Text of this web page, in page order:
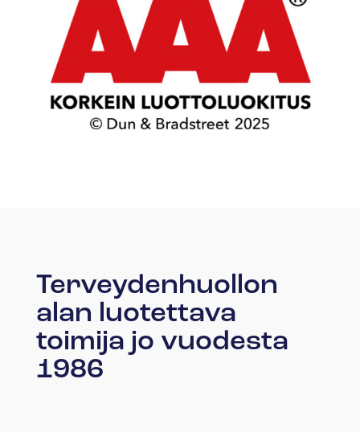
Terveydenhuollon
alan luotettava
toimija jo vuodesta
1986